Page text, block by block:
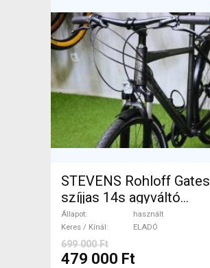
STEVENS Rohloff Gates
szíjjas 14s agyváltó
Trekking/cross használt
ELADÓ
Állapot
használt
Keres / Kínál
ELADÓ
699 000 Ft
479 000 Ft